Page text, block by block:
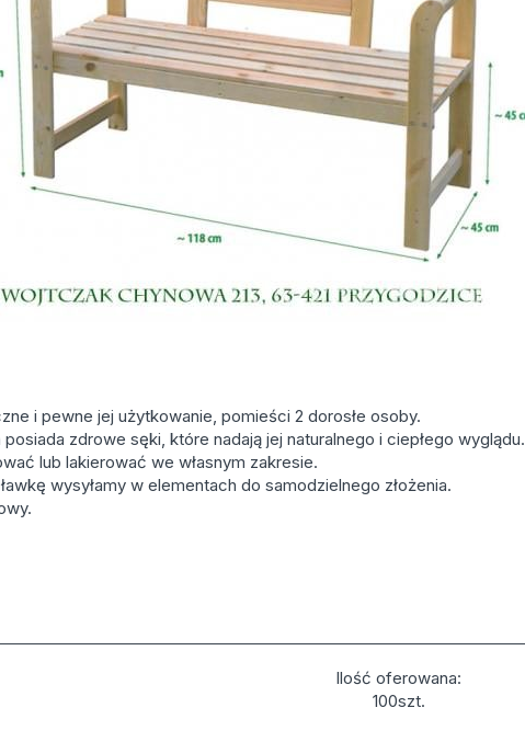
i pewne jej użytkowanie, pomieści 2 dorosłe osoby.
zdrowe sęki, które nadają jej naturalnego i ciepłego wyglądu.
lub lakierować we własnym zakresie.
wysyłamy w elementach do samodzielnego złożenia.
Ilość oferowana:
100szt.